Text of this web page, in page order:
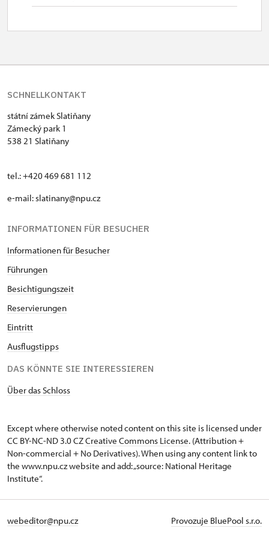
SCHNELLKONTAKT
státní zámek Slatiňany
Zámecký park 1
538 21 Slatiňany
tel.: +420 469 681 112
e-mail: slatinany@npu.cz
INFORMATIONEN FÜR BESUCHER
Informationen für Besucher
Führungen
Besichtigungszeit
Reservierungen
Eintritt
Ausflugstipps
DAS KÖNNTE SIE INTERESSIEREN
Über das Schloss
Except where otherwise noted content on this site is licensed under
CC BY-NC-ND 3.0 CZCreative Commons License. (Attribution +
Non-commercial + No Derivatives). When using any content link to
the www.npu.cz website and add: „source: National Heritage
Institute“.
webeditor@npu.cz Provozuje BluePool s.r.o.